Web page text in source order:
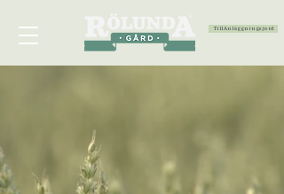
Till Anläggningsjord